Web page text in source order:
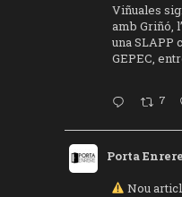
Viñuales
amb Griñó,
una SLAPP
GEPEC,
7
Porta Enrere
Nou